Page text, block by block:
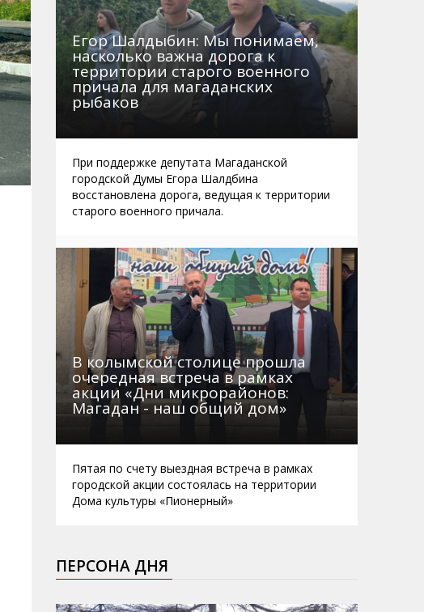
Егор Шалдыбин: Мы понимаем,
насколько важна дорога к
территории старого военного
причала для магаданских
рыбаков
При поддержке депутата Магаданской
городской Думы Егора Шалдбина
восстановлена дорога, ведущая к территории
старого военного причала.
В колымской столице прошла
очередная встреча в рамках
акции «Дни микрорайонов:
Магадан - наш общий дом»
Пятая по счету выездная встреча в рамках
городской акции состоялась на территории
Дома культуры «Пионерный»
ПЕРСОНА ДНЯ